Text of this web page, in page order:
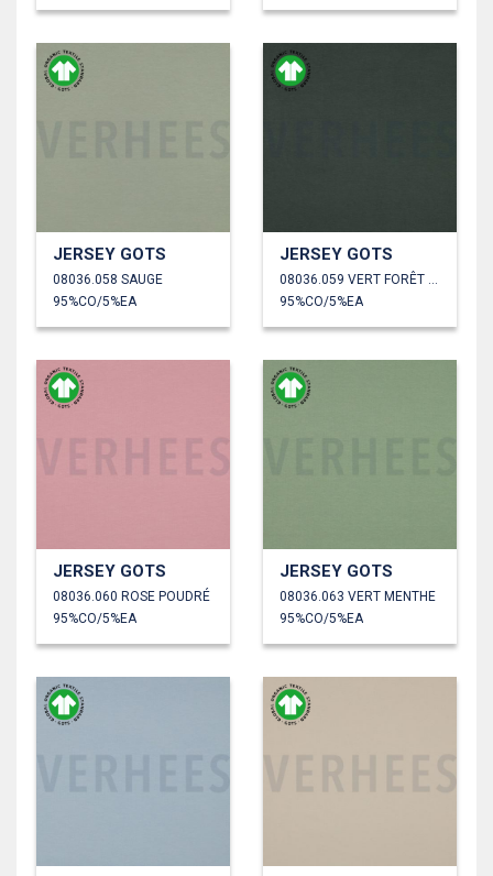
JERSEY GOTS
08036.058 SAUGE
95%CO/5%EA
JERSEY GOTS
95%CO/5%EA
JERSEY GOTS
08036.060 ROSE POUDRÉ
95%CO/5%EA
JERSEY GOTS
08036.063 VERT MENTHE
95%CO/5%EA